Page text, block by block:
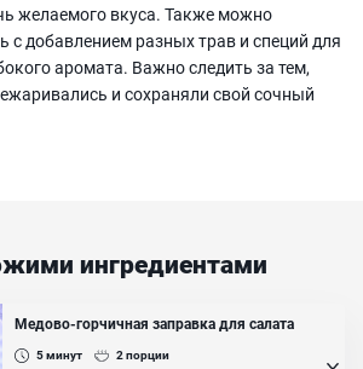
желаемого вкуса. Также можно
с добавлением разных трав и специй для
аромата. Важно следить за тем,
и сохраняли свой сочный
ингредиентами
Медово-горчичная заправка для салата
5минут 2порции